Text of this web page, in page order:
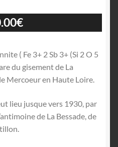
€
( Fe 3+ 2 Sb 3+ (Si 2 O 5
du gisement de La
Mercoeur en Haute Loire.
lieu jusque vers 1930, par
de La Bessade, de